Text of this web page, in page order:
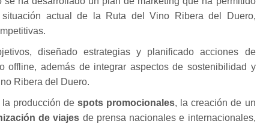
actual de la Ruta del Vino Ribera del Duero,
diseñado estrategias y planificado acciones de
offline, además de integrar aspectos de sostenibilidad y
Ribera del Duero.
producción de spots promocionales, la creación de un
de viajes de prensa nacionales e internacionales,